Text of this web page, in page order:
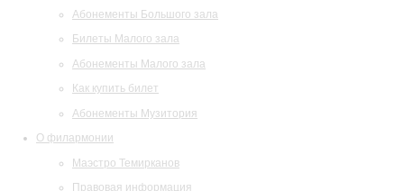
Абонементы Большого зала
Билеты Малого зала
Абонементы Малого зала
Как купить билет
Абонементы Музитория
О филармонии
Маэстро Темирканов
Правовая информация